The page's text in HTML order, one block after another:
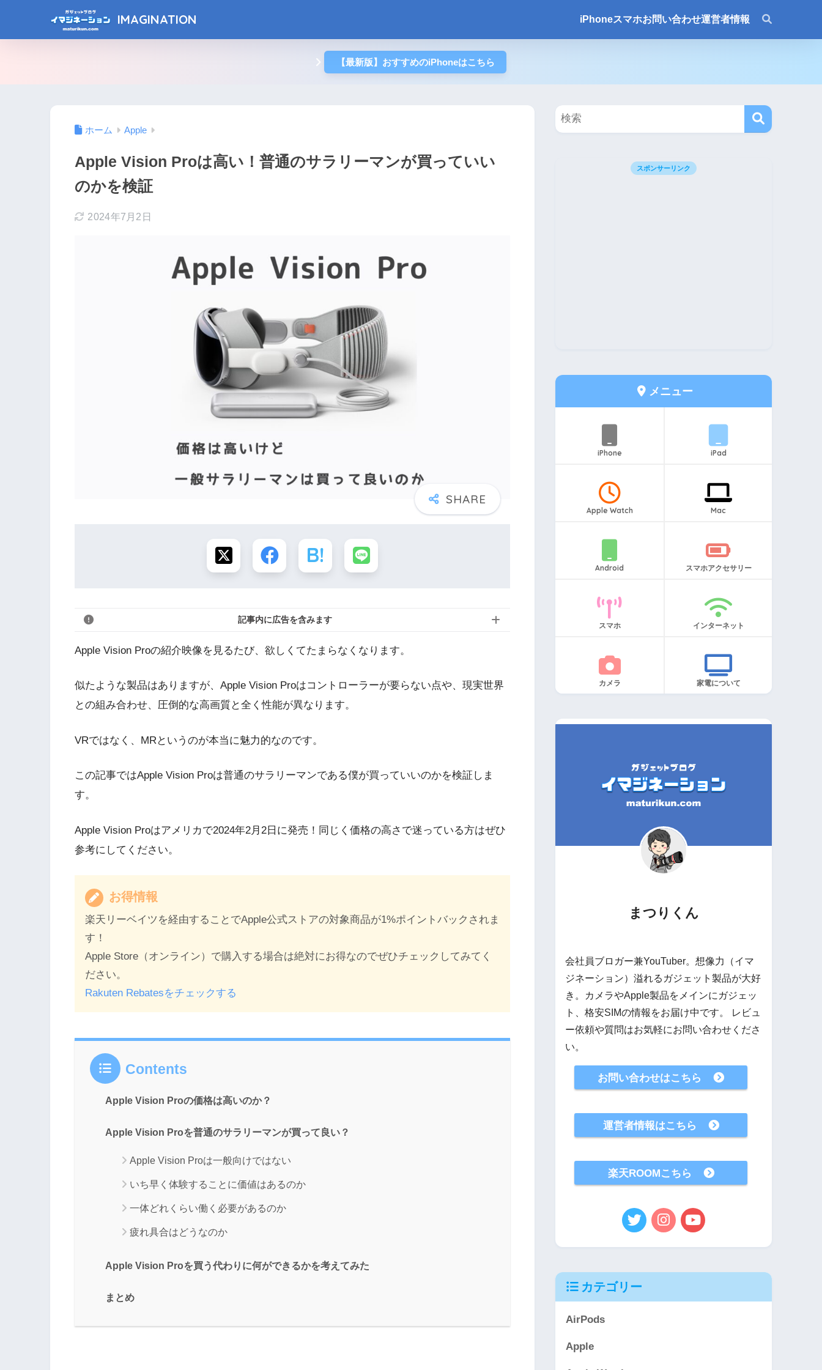
IMAGINATION iPhoneスマホお問い合わせ運営者情報
【最新版】おすすめのiPhoneはこちら
ホーム Apple
Apple Vision Proは高い！普通のサラリーマンが買っていい
のかを検証
2024年7月2日
記事内に広告を含みます
Apple Vision Proの紹介映像を見るたび、欲しくてたまらなくなります。
似たような製品はありますが、Apple Vision Proはコントローラーが要らない点や、現実世界
との組み合わせ、圧倒的な高画質と全く性能が異なります。
VRではなく、MRというのが本当に魅力的なのです。
この記事ではApple Vision Proは普通のサラリーマンである僕が買っていいのかを検証しま
す。
Apple Vision Proはアメリカで2024年2月2日に発売！同じく価格の高さで迷っている方はぜひ
参考にしてください。
お得情報
楽天リーベイツを経由することでApple公式ストアの対象商品が1%ポイントバックされま
す！
Apple Store（オンライン）で購入する場合は絶対にお得なのでぜひチェックしてみてく
ださい。
Rakuten Rebatesをチェックする
Contents
Apple Vision Proの価格は高いのか？
Apple Vision Proを普通のサラリーマンが買って良い？
Apple Vision Proは一般向けではない
いち早く体験することに価値はあるのか
一体どれくらい働く必要があるのか
疲れ具合はどうなのか
Apple Vision Proを買う代わりに何ができるかを考えてみた
まとめ
スポンサーリンク
メニュー
iPhone iPad
Apple Watch Mac
Android スマホアクセサリー
スマホ インターネット
カメラ 家電について
まつりくん
会社員ブロガー兼YouTuber。想像力（イマ
ジネーション）溢れるガジェット製品が大好
き。カメラやApple製品をメインにガジェッ
ト、格安SIMの情報をお届け中です。 レビュ
ー依頼や質問はお気軽にお問い合わせくださ
い。
お問い合わせはこちら
運営者情報はこちら
楽天ROOMこちら
カテゴリー
AirPods
Apple